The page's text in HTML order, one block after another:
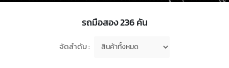
รถมือสอง236คัน
จัดลำดับ :